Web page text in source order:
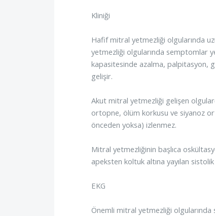
Kliniği
Hafif mitral yetmezliği olgularında
yetmezliği olgularında semptomlar
kapasitesinde azalma, palpitasyon,
gelişir.
Akut mitral yetmezliği gelişen
ortopne, ölüm korkusu ve siyanoz
önceden yoksa) izlenmez.
Mitral yetmezliğinin başlıca
apeksten koltuk altına yayılan
EKG
Önemli mitral yetmezliği